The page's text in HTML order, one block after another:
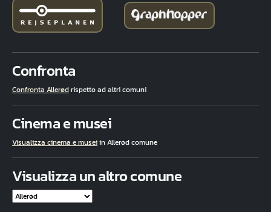
Confronta
Confronta Allerødrispetto ad altri comuni
Cinema e musei
Visualizza cinema e museiin Allerød comune
Visualizza un altro comune